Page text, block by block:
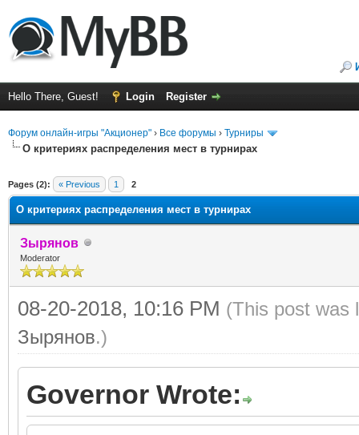
Hello There, Guest! Login Register
Форум онлайн-игры "Акционер" › Все форумы › Турниры
О критериях распределения мест в турнирах
Pages (2): « Previous 1 2
О критериях распределения мест в турнирах
Зырянов
Moderator
08-20-2018, 10:16 PM (This post was
Зырянов.)
Governor Wrote: